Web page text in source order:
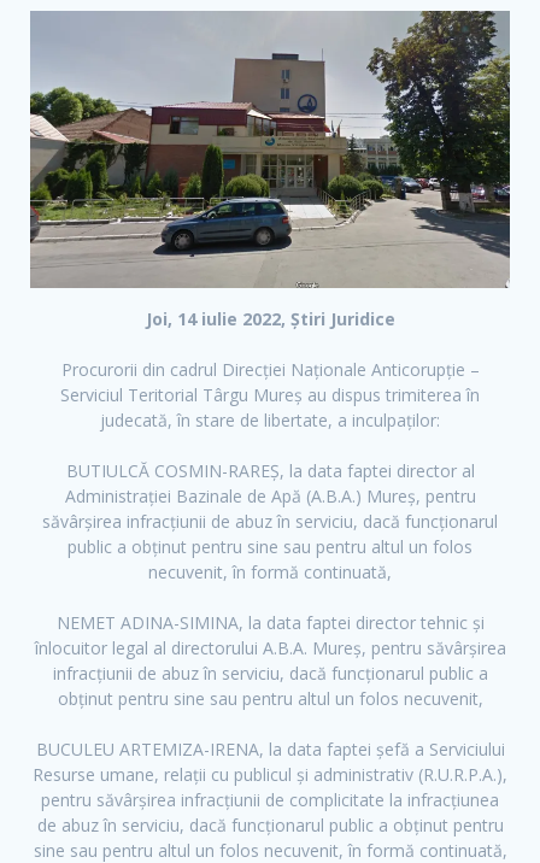
Joi, 14 iulie 2022, Știri Juridice
Procurorii din cadrul Direcției Naționale Anticorupție –
Serviciul Teritorial Târgu Mureș au dispus trimiterea în
judecată, în stare de libertate, a inculpaților:
BUTIULCĂ COSMIN-RAREȘ, la data faptei director al
Administrației Bazinale de Apă (A.B.A.) Mureș, pentru
săvârșirea infracțiunii de abuz în serviciu, dacă funcționarul
public a obținut pentru sine sau pentru altul un folos
necuvenit, în formă continuată,
NEMET ADINA-SIMINA, la data faptei director tehnic și
înlocuitor legal al directorului A.B.A. Mureș, pentru săvârșirea
infracțiunii de abuz în serviciu, dacă funcționarul public a
obținut pentru sine sau pentru altul un folos necuvenit,
BUCULEU ARTEMIZA-IRENA, la data faptei șefă a Serviciului
Resurse umane, relații cu publicul și administrativ (R.U.R.P.A.),
pentru săvârșirea infracțiunii de complicitate la infracțiunea
de abuz în serviciu, dacă funcționarul public a obținut pentru
sine sau pentru altul un folos necuvenit, în formă continuată,